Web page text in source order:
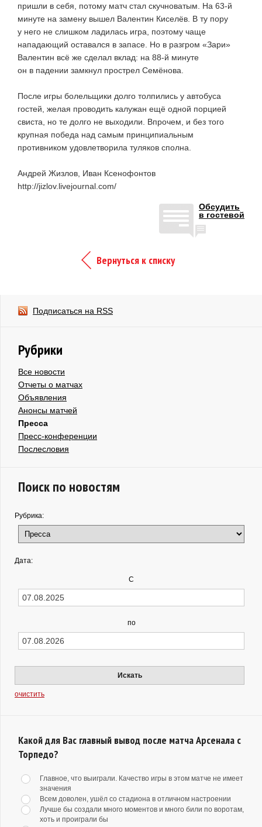
пришли в себя, потому матч стал скучноватым. На 63-й
минуте на замену вышел Валентин Киселёв. В ту пору
у него не слишком ладилась игра, поэтому чаще
нападающий оставался в запасе. Но в разгром «Зари»
Валентин всё же сделал вклад: на 88-й минуте
он в падении замкнул прострел Семёнова.
После игры болельщики долго толпились у автобуса
гостей, желая проводить калужан ещё одной порцией
свиста, но те долго не выходили. Впрочем, и без того
крупная победа над самым принципиальным
противником удовлетворила туляков сполна.
Андрей Жизлов, Иван Ксенофонтов
http://jizlov.livejournal.com/
Обсудить
в гостевой
Вернуться к списку
Подписаться на RSS
Рубрики
Все новости
Отчеты о матчах
Объявления
Анонсы матчей
Пресса
Пресс-конференции
Послесловия
Поиск по новостям
Рубрика:
Дата:
С
по
Искать
очистить
Какой для Вас главный вывод после матча Арсенала с
Торпедо?
Главное, что выиграли. Качество игры в этом матче не имеет
значения
Всем доволен, ушёл со стадиона в отличном настроении
Лучше бы создали много моментов и много били по воротам,
хоть и проиграли бы